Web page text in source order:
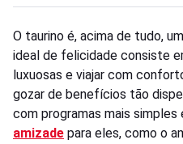
O taurino é, acima de tudo,
ideal de felicidade consiste
luxuosas e viajar com
gozar de benefícios tão
com programas mais simples
amizade para eles, como o